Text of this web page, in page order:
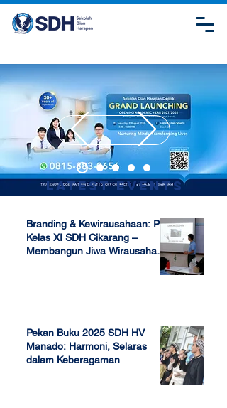
Latest Events
Branding & Kewirausahaan: P5
Kelas XI SDH Cikarang –
Membangun Jiwa Wirausaha
Pekan Buku 2025 SDH HV
Manado: Harmoni, Selaras
dalam Keberagaman